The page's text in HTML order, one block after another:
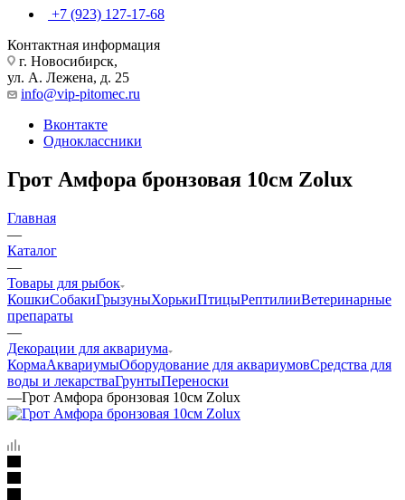
+7 (923) 127-17-68
Контактная информация
г. Новосибирск,
ул. А. Лежена, д. 25
info@vip-pitomec.ru
Вконтакте
Одноклассники
Грот Амфора бронзовая 10см Zolux
Главная
—
Каталог
—
Товары для рыбок
КошкиСобакиГрызуныХорькиПтицыРептилииВетеринарные
препараты
—
Декорации для аквариума
КормаАквариумыОборудование для аквариумовСредства для
воды и лекарстваГрунтыПереноски
—Грот Амфора бронзовая 10см Zolux